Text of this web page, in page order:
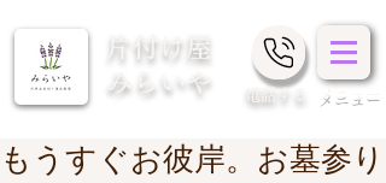
片付け屋
みらいや
​電話する メニュー
もうすぐお彼岸。お墓参り